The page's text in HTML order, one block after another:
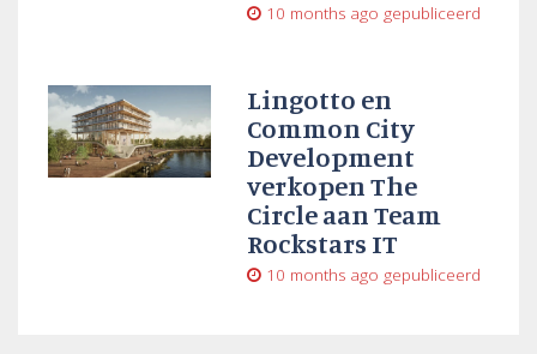
10 months ago gepubliceerd
Lingotto en
Common City
Development
verkopen The
Circle aan Team
Rockstars IT
10 months ago gepubliceerd